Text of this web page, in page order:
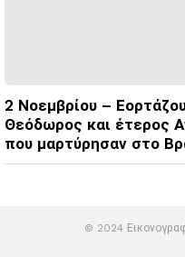
2 Νοεμβρίου –
Θεόδωρος και έτερος
που μαρτύρησαν στο
© 2024